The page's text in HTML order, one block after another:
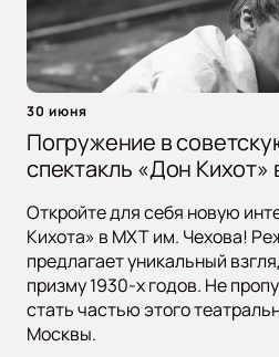
30 июня
Погружение в
спектакль «Дон
Откройте для себя новую
Кихота» в МХТ им. Чехова!
предлагает уникальный
призму 1930-х годов. Не
стать частью этого
Москвы.